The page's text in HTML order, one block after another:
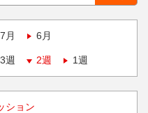
7月 6月
3週 2週 1週
ション